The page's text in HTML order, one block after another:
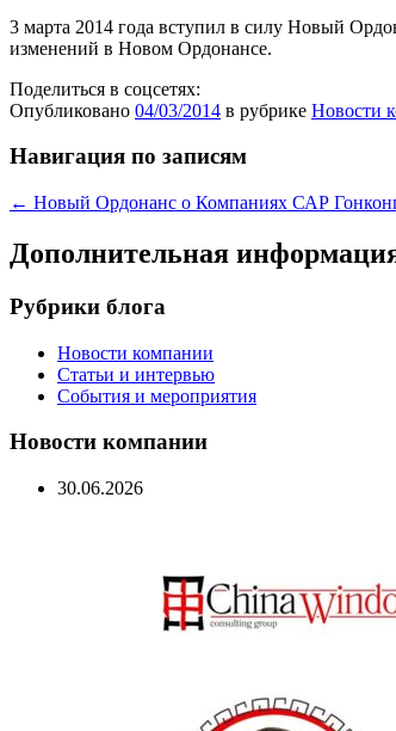
3 марта 2014 года вступил в силу Новый
изменений в Новом Ордонансе.
Поделиться в соцсетях:
Опубликовано 04/03/2014 в рубрике Новости
Навигация по записям
← Новый Ордонанс о Компаниях САР
Дополнительная
Рубрики блога
Новости компании
Статьи и интервью
События и мероприятия
Новости компании
30.06.2026